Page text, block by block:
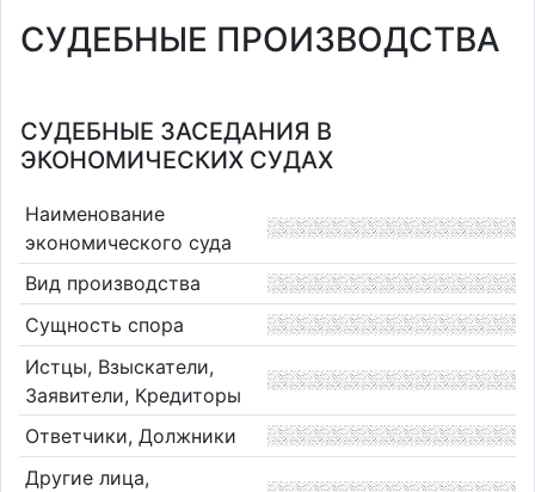
СУДЕБНЫЕ ПРОИЗВОДСТВА
СУДЕБНЫЕ ЗАСЕДАНИЯ В
ЭКОНОМИЧЕСКИХ СУДАХ
Наименование
экономического суда
Вид производства
Сущность спора
Истцы, Взыскатели,
Заявители, Кредиторы
Ответчики, Должники
Другие лица,